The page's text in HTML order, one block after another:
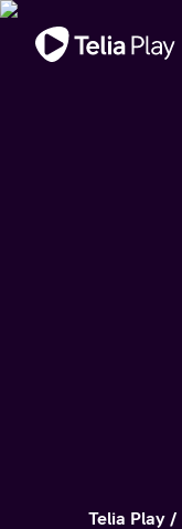
Viktigt meddelande
Telia Play